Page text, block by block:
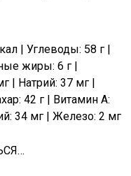
| Углеводы: 58 г |
жиры: 6 г |
| Натрий: 37 мг |
42 г | Витамин A:
34 мг | Железо: 2 мг